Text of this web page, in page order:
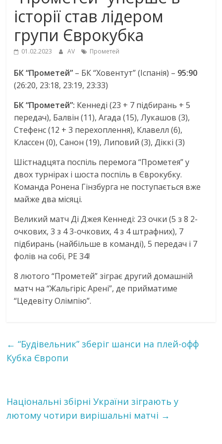
історії став лідером
групи Єврокубка
01.02.2023 AV Прометей
БК “Прометей” – БК “Ховентут” (Iспанiя) – 95:90
(26:20, 23:18, 23:19, 23:33)
БК “Прометей”: Кеннедi (23 + 7 пiдбирань + 5
передач), Балвiн (11), Агада (15), Лукашов (3),
Стефенс (12 + 3 перехоплення), Клавелл (6),
Классен (0), Санон (19), Липовий (3), Дiккi (3)
Шістнадцята поспіль перемога “Прометея” у
двох турнірах і шоста поспіль в Єврокубку.
Команда Ронена Гінзбурга не поступається вже
майже два місяці.
Великий матч Ді Джея Кеннеді: 23 очки (5 з 8 2-
очкових, 3 з 4 3-очкових, 4 з 4 штрафних), 7
підбирань (найбільше в команді), 5 передач і 7
фолів на собі, РЕ 34!
8 лютого “Прометей” зіграє другий домашній
матч на “Жальгіріс Арені”, де прийматиме
“Цедевіту Олімпію”.
← “Будівельник” зберіг шанси на плей-офф
Кубка Європи
Національні збірні України зіграють у
лютому чотири вирішальні матчі →